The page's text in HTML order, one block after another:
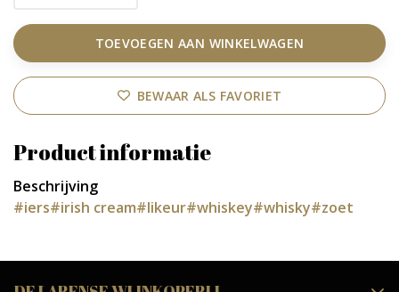
TOEVOEGEN AAN WINKELWAGEN
BEWAAR ALS FAVORIET
Product informatie
Beschrijving
#iers#irish cream#likeur#whiskey#whisky#zoet